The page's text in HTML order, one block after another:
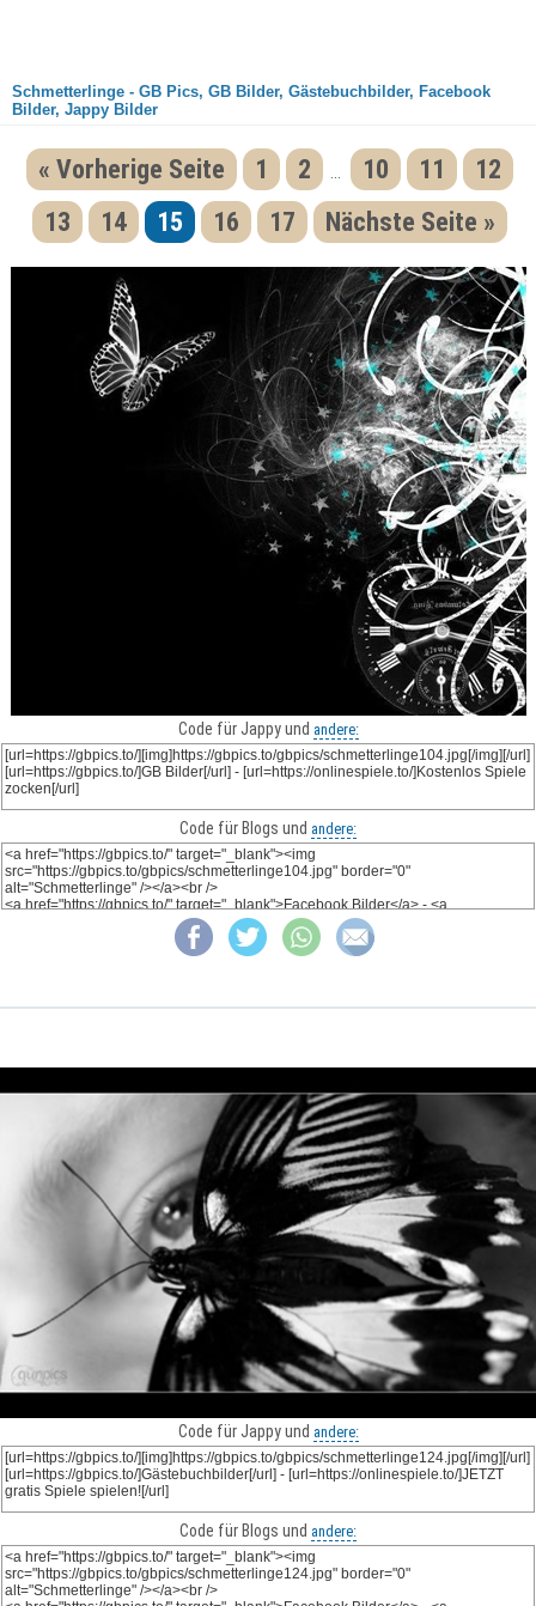
Schmetterlinge - GB Pics, GB Bilder, Gästebuchbilder, Facebook
Bilder, Jappy Bilder
« Vorherige Seite 1 2 10 11
12
13
14 15 16 17 Nächste Seite »
Code für Jappy und andere:
Code für Blogs und andere:
Code für Jappy und andere:
Code für Blogs und andere: